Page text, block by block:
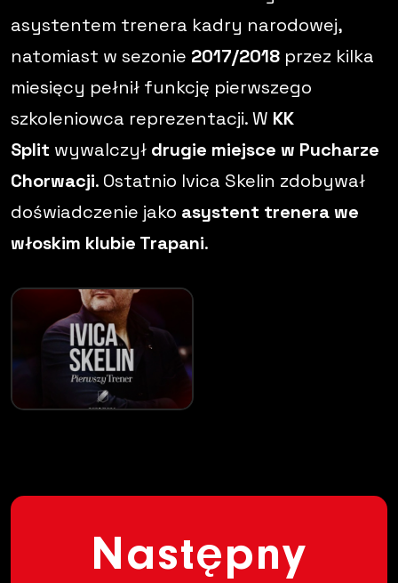
asystentem trenera kadry narodowej,
natomiast w sezonie 2017/2018 przez kilka
miesięcy pełnił funkcję pierwszego
szkoleniowca reprezentacji. W KK
Split wywalczył drugie miejsce w Pucharze
Chorwacji. Ostatnio Ivica Skelin zdobywał
doświadczenie jako asystent trenera we
włoskim klubie Trapani.
Następny